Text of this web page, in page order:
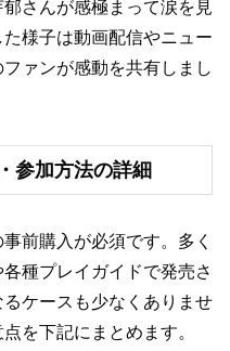
さんが感極まって涙を見
様子は動画配信やニュー
ァンが感動を共有しまし
参加方法の詳細
前購入が必須です。多く
種プレイガイドで発売さ
ケースも少なくありませ
を下記にまとめます。